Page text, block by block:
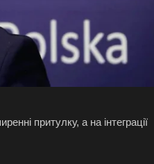
притулку, а на інтеграції